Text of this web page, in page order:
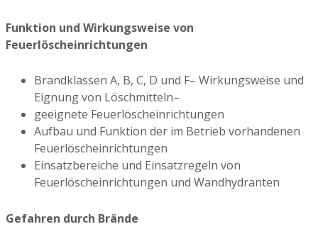
Funktion und Wirkungsweise von
Feuerlöscheinrichtungen
Brandklassen A, B, C, D und F– Wirkungsweise und
Eignung von Löschmitteln–
geeignete Feuerlöscheinrichtungen
Aufbau und Funktion der im Betrieb vorhandenen
Feuerlöscheinrichtungen
Einsatzbereiche und Einsatzregeln von
Feuerlöscheinrichtungen und Wandhydranten
Gefahren durch Brände